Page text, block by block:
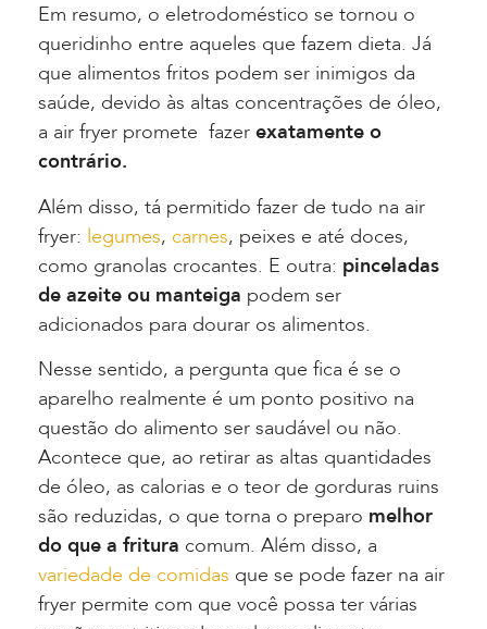
Em resumo, o eletrodoméstico se tornou o
queridinho entre aqueles que fazem dieta. Já
que alimentos fritos podem ser inimigos da
saúde, devido às altas concentrações de óleo,
a air fryer promete fazer exatamente o
contrário.
Além disso, tá permitido fazer de tudo na air
fryer: legumes, carnes, peixes e até doces,
como granolas crocantes. E outra: pinceladas
de azeite ou manteiga podem ser
adicionados para dourar os alimentos.
Nesse sentido, a pergunta que fica é se o
aparelho realmente é um ponto positivo na
questão do alimento ser saudável ou não.
Acontece que, ao retirar as altas quantidades
de óleo, as calorias e o teor de gorduras ruins
são reduzidas, o que torna o preparo melhor
do que a fritura comum. Além disso, a
variedade de comidas que se pode fazer na air
fryer permite com que você possa ter várias